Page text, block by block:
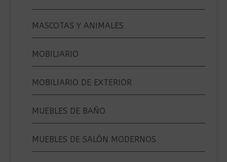
MASCOTAS Y ANIMALES
MOBILIARIO
MOBILIARIO DE EXTERIOR
MUEBLES DE BAÑO
MUEBLES DE SALÓN MODERNOS